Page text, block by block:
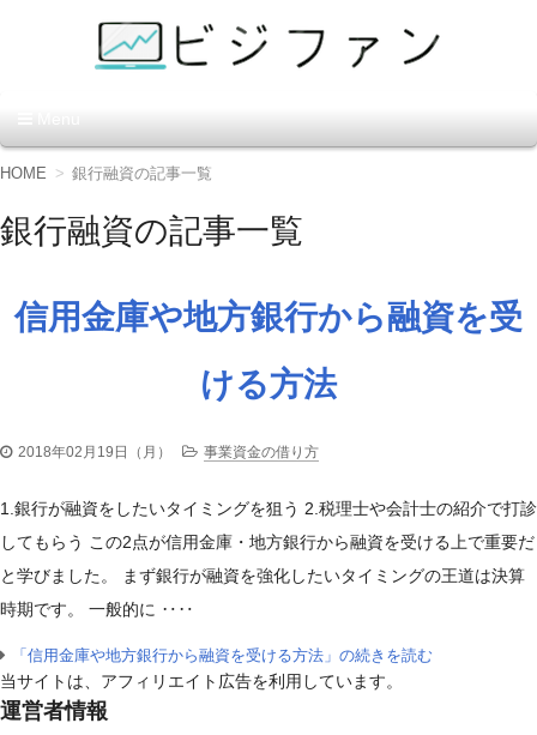
ン】
コ
テ
ン
移
動
HOME 銀行融資の記事一覧
銀行融資の記事一覧
信用金庫や地方銀行から融資を受
ける方法
2018年02月19日（月） 事業資金の借り方
1.銀行が融資をしたいタイミングを狙う 2.税理士や会計士の紹介で打診
してもらう この2点が信用金庫・地方銀行から融資を受ける上で重要だ
と学びました。 まず銀行が融資を強化したいタイミングの王道は決算
時期です。 一般的に ‥‥
「信用金庫や地方銀行から融資を受ける方法」の続きを読む
当サイトは、アフィリエイト広告を利用しています。
運営者情報